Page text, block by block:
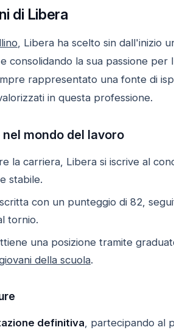
di Libera
, Libera ha scelto sin dall'inizio
la sua passione per
rappresentato una fonte di
in questa professione.
mondo del lavoro
la carriera, Libera si iscrive al
stabile.
con un punteggio di 82,
tornio.
una posizione tramite
della scuola.
definitiva , partecipando al